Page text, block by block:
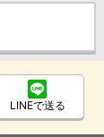
LINEで送る